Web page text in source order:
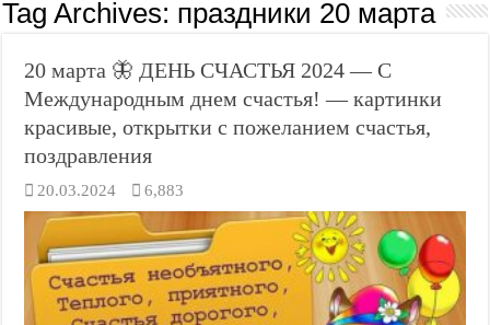
Tag Archives: праздники 20 марта
20 марта 🦋 ДЕНЬ СЧАСТЬЯ 2024 — С
Международным днем счастья! — картинки
красивые, открытки с пожеланием счастья,
поздравления
20.03.2024 6,883